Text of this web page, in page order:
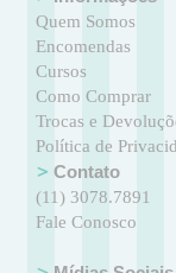
Quem Somos
Encomendas
Cursos
Como Comprar
Trocas e
Política de
Contato
(11) 3078.7891
Fale Conosco